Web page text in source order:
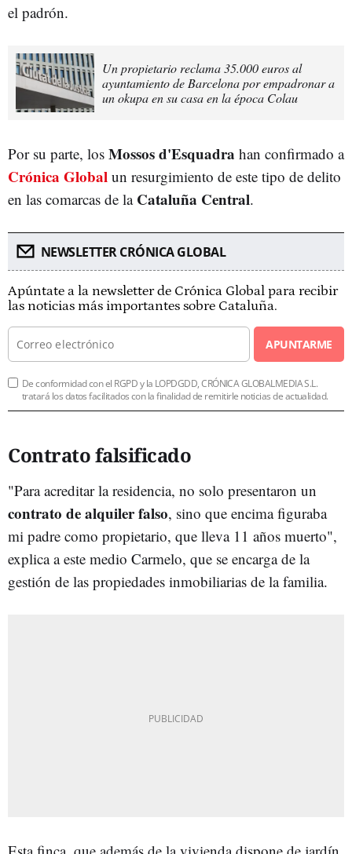
el padrón.
Un propietario reclama 35.000 euros al
ayuntamiento de Barcelona por empadronar a
un okupa en su casa en la época Colau
Por su parte, los Mossos d'Esquadra han confirmado a
Crónica Global un resurgimiento de este tipo de delito
en las comarcas de la Cataluña Central.
NEWSLETTER CRÓNICA GLOBAL
Apúntate a la newsletter de Crónica Global para recibir
las noticias más importantes sobre Cataluña.
APUNTARME
De conformidad con el RGPD y la LOPDGDD, CRÓNICA GLOBALMEDIA S.L.
tratará los datos facilitados con la finalidad de remitirle noticias de actualidad.
Contrato falsificado
"Para acreditar la residencia, no solo presentaron un
contrato de alquiler falso, sino que encima figuraba
mi padre como propietario, que lleva 11 años muerto",
explica a este medio Carmelo, que se encarga de la
gestión de las propiedades inmobiliarias de la familia.